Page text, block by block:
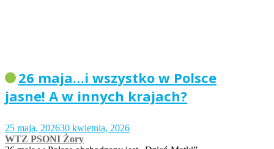
26 maja…i wszystko w Polsce
jasne! A w innych krajach?
25 maja, 202630 kwietnia, 2026
WTZ PSONI Żory